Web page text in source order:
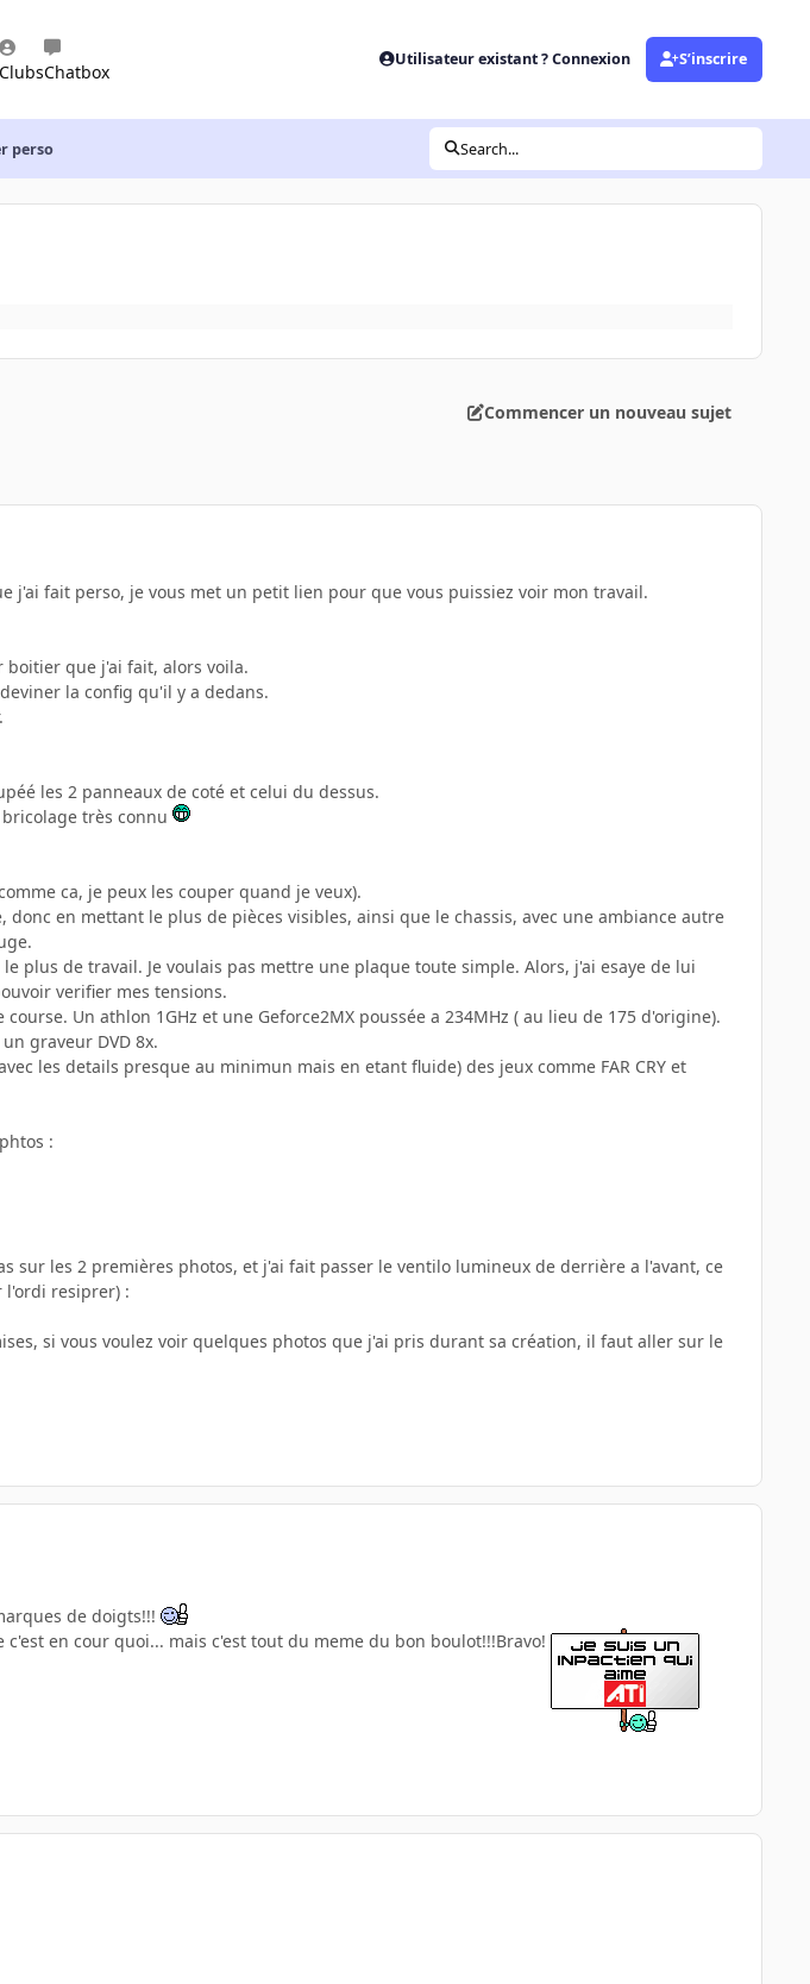
Chatbox
Utilisateur existant ? Connexion S’inscrire
perso Search...
Commencer un nouveau sujet
j'ai fait perso, je vous met un petit lien pour que vous puissiez voir mon travail.
boitier que j'ai fait, alors voila.
la config qu'il y a dedans.
les 2 panneaux de coté et celui du dessus.
très connu
ca, je peux les couper quand je veux).
en mettant le plus de pièces visibles, ainsi que le chassis, avec une ambiance autre
plus de travail. Je voulais pas mettre une plaque toute simple. Alors, j'ai esaye de lui
verifier mes tensions.
Un athlon 1GHz et une Geforce2MX poussée a 234MHz ( au lieu de 175 d'origine).
graveur DVD 8x.
les details presque au minimun mais en etant fluide) des jeux comme FAR CRY et
:
sur les 2 premières photos, et j'ai fait passer le ventilo lumineux de derrière a l'avant, ce
l'ordi resiprer) :
si vous voulez voir quelques photos que j'ai pris durant sa création, il faut aller sur le
de doigts!!!
en cour quoi... mais c'est tout du meme du bon boulot!!!Bravo!